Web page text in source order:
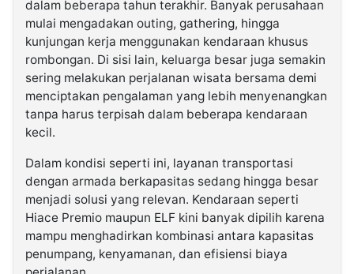
dalam beberapa tahun terakhir. Banyak perusahaan
mulai mengadakan outing, gathering, hingga
kunjungan kerja menggunakan kendaraan khusus
rombongan. Di sisi lain, keluarga besar juga semakin
sering melakukan perjalanan wisata bersama demi
menciptakan pengalaman yang lebih menyenangkan
tanpa harus terpisah dalam beberapa kendaraan
kecil.
Dalam kondisi seperti ini, layanan transportasi
dengan armada berkapasitas sedang hingga besar
menjadi solusi yang relevan. Kendaraan seperti
Hiace Premio maupun ELF kini banyak dipilih karena
mampu menghadirkan kombinasi antara kapasitas
penumpang, kenyamanan, dan efisiensi biaya